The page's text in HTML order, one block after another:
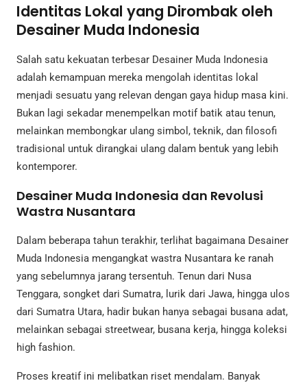
Identitas Lokal yang Dirombak oleh
Desainer Muda Indonesia
Salah satu kekuatan terbesar Desainer Muda Indonesia
adalah kemampuan mereka mengolah identitas lokal
menjadi sesuatu yang relevan dengan gaya hidup masa kini.
Bukan lagi sekadar menempelkan motif batik atau tenun,
melainkan membongkar ulang simbol, teknik, dan filosofi
tradisional untuk dirangkai ulang dalam bentuk yang lebih
kontemporer.
Desainer Muda Indonesia dan Revolusi
Wastra Nusantara
Dalam beberapa tahun terakhir, terlihat bagaimana Desainer
Muda Indonesia mengangkat wastra Nusantara ke ranah
yang sebelumnya jarang tersentuh. Tenun dari Nusa
Tenggara, songket dari Sumatra, lurik dari Jawa, hingga ulos
dari Sumatra Utara, hadir bukan hanya sebagai busana adat,
melainkan sebagai streetwear, busana kerja, hingga koleksi
high fashion.
Proses kreatif ini melibatkan riset mendalam. Banyak